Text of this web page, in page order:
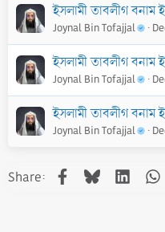
ইসলামী তাবলীগ বনাম
Joynal Bin Tofajjal
ইসলামী তাবলীগ বনাম
Joynal Bin Tofajjal
ইসলামী তাবলীগ বনাম
Joynal Bin Tofajjal
Share: Facebook
Bluesky